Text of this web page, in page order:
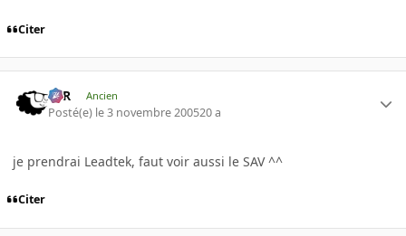
Citer
KzR Ancien
Posté(e) le 3 novembre 200520 a
je prendrai Leadtek, faut voir aussi le SAV ^^
Citer